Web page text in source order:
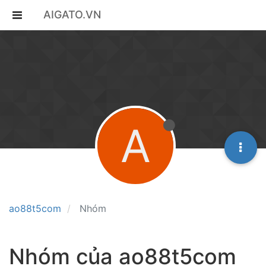
AIGATO.VN
ao88t5com Nhóm
A
Nhóm của ao88t5com